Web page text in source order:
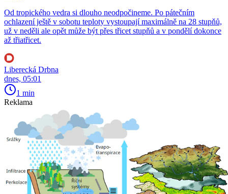
Od tropického vedra si dlouho neodpočineme. Po pátečním
ochlazení ještě v sobotu teploty vystoupají maximálně na 28 stupňů,
už v neděli ale opět může být přes třicet stupňů a v pondělí dokonce
až třiatřicet.
Liberecká Drbna
dnes, 05:01
1 min
Reklama